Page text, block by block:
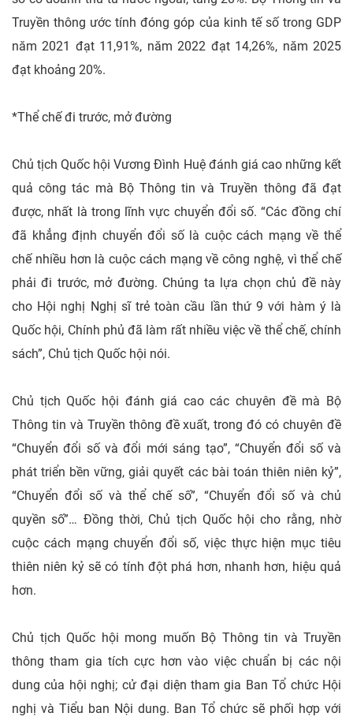
Truyền thông ước tính đóng góp của kinh tế số trong GDP
năm 2021 đạt 11,91%, năm 2022 đạt 14,26%, năm 2025
đạt khoảng 20%.
*Thể chế đi trước, mở đường
Chủ tịch Quốc hội Vương Đình Huệ đánh giá cao những kết
quả công tác mà Bộ Thông tin và Truyền thông đã đạt
được, nhất là trong lĩnh vực chuyển đổi số. “Các đồng chí
đã khẳng định chuyển đổi số là cuộc cách mạng về thể
chế nhiều hơn là cuộc cách mạng về công nghệ, vì thể chế
phải đi trước, mở đường. Chúng ta lựa chọn chủ đề này
cho Hội nghị Nghị sĩ trẻ toàn cầu lần thứ 9 với hàm ý là
Quốc hội, Chính phủ đã làm rất nhiều việc về thể chế, chính
sách”, Chủ tịch Quốc hội nói.
Chủ tịch Quốc hội đánh giá cao các chuyên đề mà Bộ
Thông tin và Truyền thông đề xuất, trong đó có chuyên đề
“Chuyển đổi số và đổi mới sáng tạo”, “Chuyển đổi số và
phát triển bền vững, giải quyết các bài toán thiên niên kỷ”,
“Chuyển đổi số và thể chế số”, “Chuyển đổi số và chủ
quyền số”… Đồng thời, Chủ tịch Quốc hội cho rằng, nhờ
cuộc cách mạng chuyển đổi số, việc thực hiện mục tiêu
thiên niên kỷ sẽ có tính đột phá hơn, nhanh hơn, hiệu quả
hơn.
Chủ tịch Quốc hội mong muốn Bộ Thông tin và Truyền
thông tham gia tích cực hơn vào việc chuẩn bị các nội
dung của hội nghị; cử đại diện tham gia Ban Tổ chức Hội
nghị và Tiểu ban Nội dung. Ban Tổ chức sẽ phối hợp với